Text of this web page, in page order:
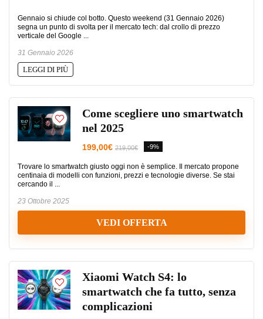
Gennaio si chiude col botto. Questo weekend (31 Gennaio 2026)
segna un punto di svolta per il mercato tech: dal crollo di prezzo
verticale del Google ...
31 Gennaio 2026
LEGGI DI PIÙ
Come scegliere uno smartwatch
nel 2025
199,00€ 219,00€ -9%
Trovare lo smartwatch giusto oggi non è semplice. Il mercato propone
centinaia di modelli con funzioni, prezzi e tecnologie diverse. Se stai
cercando il ...
23 Ottobre 2025
VEDI OFFERTA
Xiaomi Watch S4: lo
smartwatch che fa tutto, senza
complicazioni